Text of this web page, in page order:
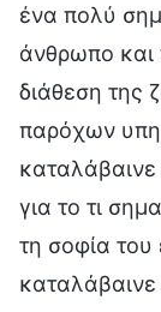
ένα πολύ
άνθρωπο
διάθεση της
παρόχων
καταλάβαινε
για το τι
τη σοφία
καταλάβαινε